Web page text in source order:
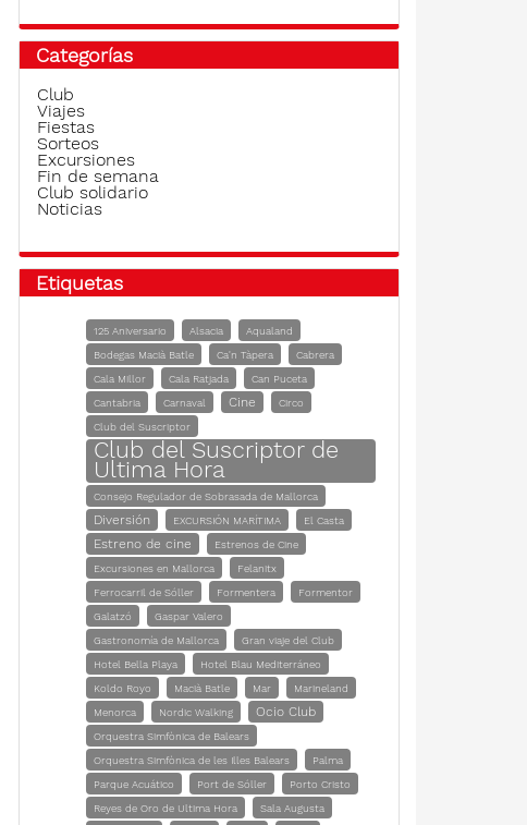
Categorías
Club
Viajes
Fiestas
Sorteos
Excursiones
Fin de semana
Club solidario
Noticias
Etiquetas
125 Aniversario Alsacia
Aqualand
Bodegas Macià Batle
Ca'n Tàpera
Cabrera
Cala Millor
Cala Ratjada
Can Puceta
Cantabria
Carnaval Cine
Circo
Club del Suscriptor
Club del Suscriptor de
Ultima Hora
Consejo Regulador de Sobrasada de Mallorca
Diversión EXCURSIÓN MARÍTIMA El Casta
Estreno de cine
Estrenos de Cine
Excursiones en Mallorca
Felanitx
Ferrocarril de Sóller
Formentera
Formentor
Galatzó
Gaspar Valero
Gastronomía de Mallorca
Gran viaje del Club
Hotel Bella Playa
Hotel Blau Mediterráneo
Koldo Royo
Macià Batle Mar
Marineland
Menorca
Nordic Walking Ocio Club
Orquestra Simfònica de Balears
Orquestra Simfònica de les Illes Balears
Palma
Parque Acuático
Port de Sóller
Porto Cristo
Reyes de Oro de Ultima Hora
Sala Augusta